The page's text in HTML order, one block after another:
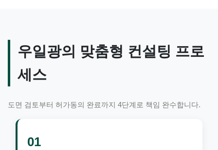
우일광의 맞춤형 컨설팅 프로
세스
도면 검토부터 허가동의 완료까지 4단계로 책임 완수합니다.
01